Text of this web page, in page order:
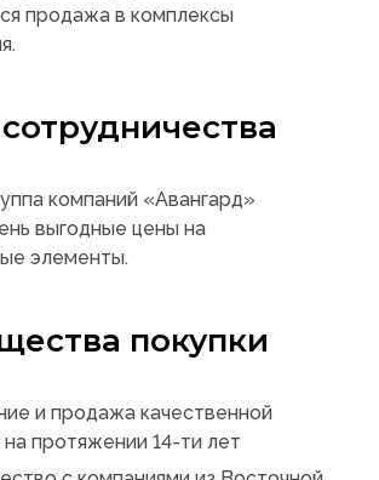
продажа в комплексы
компаний «Авангард»
выгодные цены на
элементы.
покупки
и продажа качественной
протяжении 14-ти лет